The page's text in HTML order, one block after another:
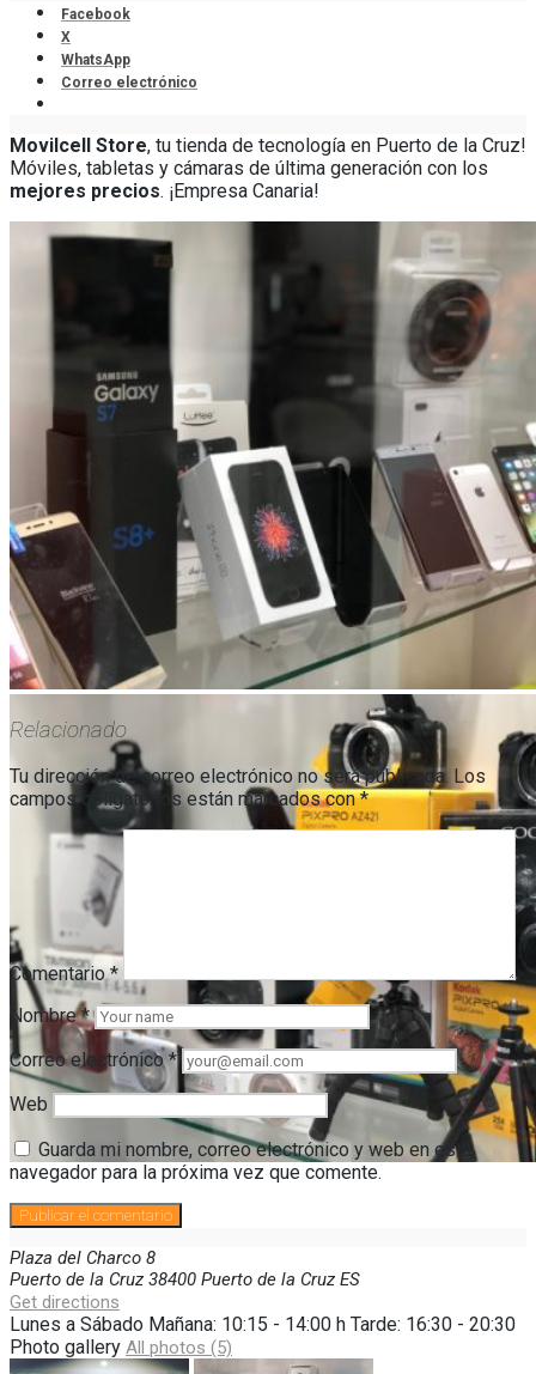
Facebook
X
WhatsApp
Correo electrónico
Movilcell Store, tu tienda de tecnología en Puerto de la Cruz!
Móviles, tabletas y cámaras de última generación con los
mejores precios. ¡Empresa Canaria!
Relacionado
Tu dirección de correo electrónico no será publicada. Los
campos obligatorios están marcados con*
Comentario*
Nombre*
Correo electrónico*
Web
Guarda mi nombre, correo electrónico y web en este
navegador para la próxima vez que comente.
Plaza del Charco 8
Puerto de la Cruz 38400 Puerto de la Cruz ES
Get directions
Lunes a Sábado Mañana: 10:15 - 14:00 h Tarde: 16:30 - 20:30
Photo gallery All photos (5)